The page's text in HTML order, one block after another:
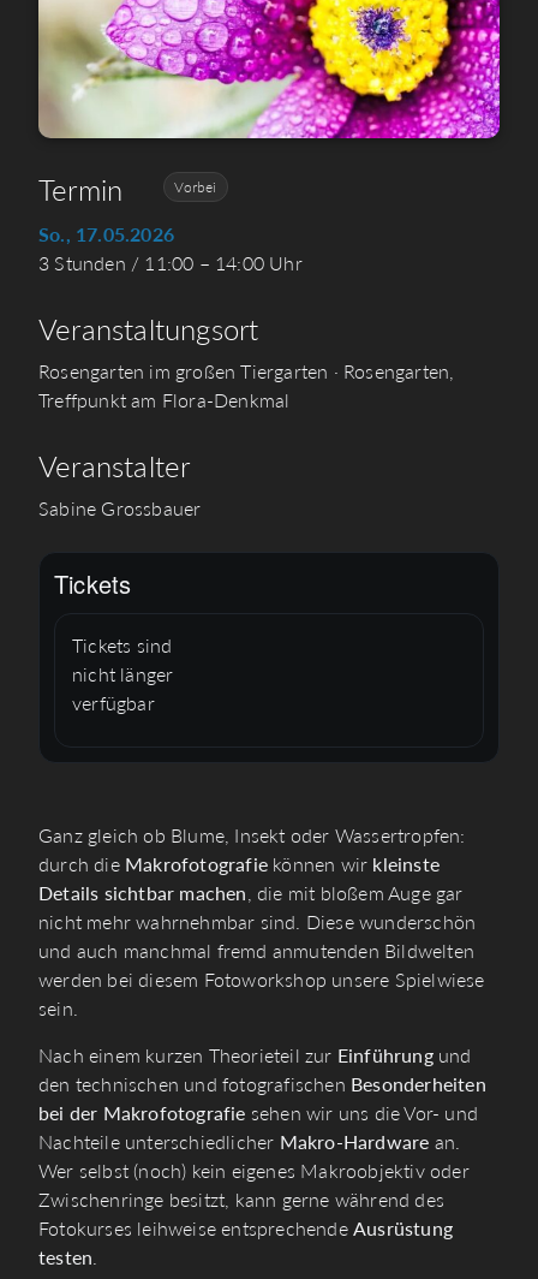
Termin Vorbei
So., 17.05.2026
3 Stunden / 11:00 – 14:00 Uhr
Veranstaltungsort
Rosengarten im großen Tiergarten · Rosengarten,
Treffpunkt am Flora-Denkmal
Veranstalter
Sabine Grossbauer
Tickets
Tickets sind
nicht länger
verfügbar
Ganz gleich ob Blume, Insekt oder Wassertropfen:
durch die Makrofotografie können wir kleinste
Details sichtbar machen, die mit bloßem Auge gar
nicht mehr wahrnehmbar sind. Diese wunderschön
und auch manchmal fremd anmutenden Bildwelten
werden bei diesem Fotoworkshop unsere Spielwiese
sein.
Nach einem kurzen Theorieteil zur Einführungund
den technischen und fotografischen Besonderheiten
bei der Makrofotografie sehen wir uns die Vor- und
Nachteile unterschiedlicher Makro-Hardware an.
Wer selbst (noch) kein eigenes Makroobjektiv oder
Zwischenringe besitzt, kann gerne während des
Fotokurses leihweise entsprechendeAusrüstung
testen